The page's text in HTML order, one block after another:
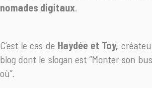
nomades digitaux.
C’est le cas de Haydée et Toy,
blog dont le slogan est “Monter son
où”.